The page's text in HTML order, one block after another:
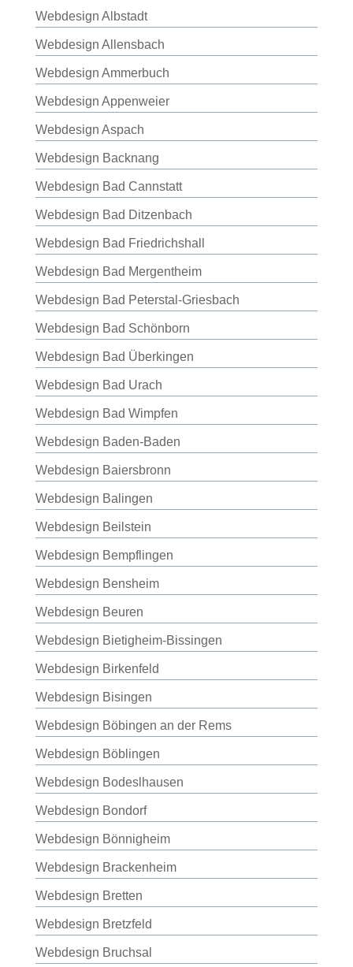
Webdesign Albstadt
Webdesign Allensbach
Webdesign Ammerbuch
Webdesign Appenweier
Webdesign Aspach
Webdesign Backnang
Webdesign Bad Cannstatt
Webdesign Bad Ditzenbach
Webdesign Bad Friedrichshall
Webdesign Bad Mergentheim
Webdesign Bad Peterstal-Griesbach
Webdesign Bad Schönborn
Webdesign Bad Überkingen
Webdesign Bad Urach
Webdesign Bad Wimpfen
Webdesign Baden-Baden
Webdesign Baiersbronn
Webdesign Balingen
Webdesign Beilstein
Webdesign Bempflingen
Webdesign Bensheim
Webdesign Beuren
Webdesign Bietigheim-Bissingen
Webdesign Birkenfeld
Webdesign Bisingen
Webdesign Böbingen an der Rems
Webdesign Böblingen
Webdesign Bodeslhausen
Webdesign Bondorf
Webdesign Bönnigheim
Webdesign Brackenheim
Webdesign Bretten
Webdesign Bretzfeld
Webdesign Bruchsal